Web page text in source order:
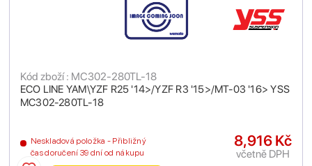
ECO LINE YAM\YZF R25 '14>/YZF R3 '15>/MT-03 '16> YSS
MC302-280TL-18
Kód zboží : MC302-280TL-18
Neskladová položka - Přibližný
čas doručení 39 dní od nákupu
8,916 Kč
včetně DPH